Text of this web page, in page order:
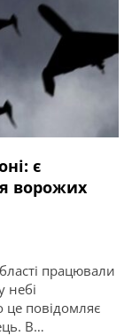
є
ворожих
працювали
небі
повідомляє
В